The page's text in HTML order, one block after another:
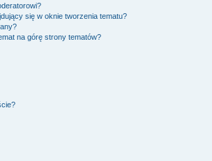
się w oknie tworzenia tematu?
na górę strony tematów?